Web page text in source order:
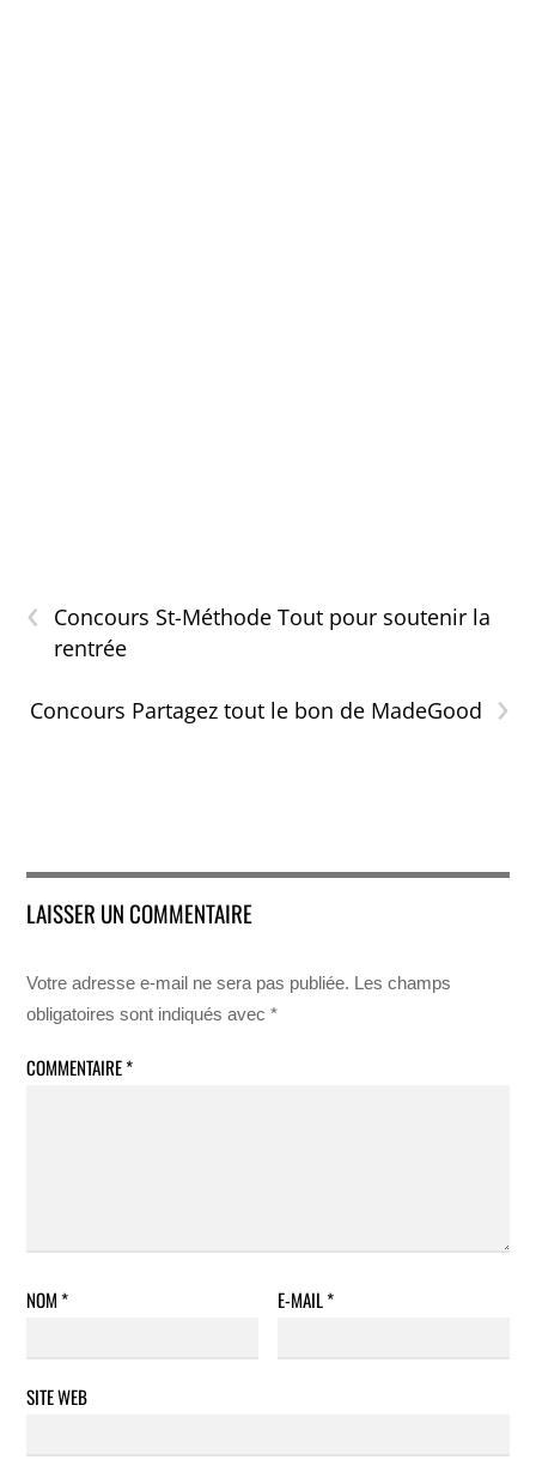
‹
Concours St-Méthode Tout pour soutenir la
rentrée
›
Concours Partagez tout le bon de MadeGood
LAISSER UN COMMENTAIRE
Votre adresse e-mail ne sera pas publiée. Les champs
obligatoires sont indiqués avec*
COMMENTAIRE*
NOM* E-MAIL*
SITE WEB